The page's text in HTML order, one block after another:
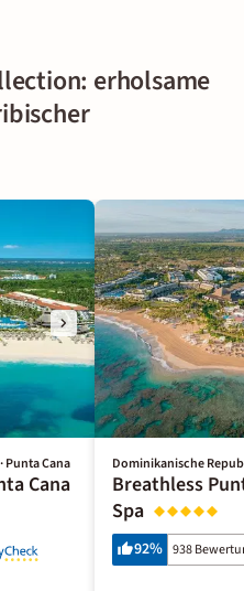
erholsame
Punta Cana
Cana
Dominikanische
Breathless
Spa
92% 938